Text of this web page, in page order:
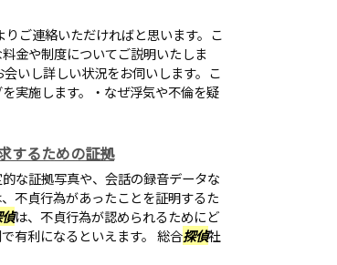
ご連絡いただければと思います。こ
金や制度についてご説明いたしま
いし詳しい状況をお伺いします。こ
実施します。・なぜ浮気や不倫を疑
するための証拠
な証拠写真や、会話の録音データな
不貞行為があったことを証明するた
は、不貞行為が認められるためにど
有利になるといえます。 総合探偵社